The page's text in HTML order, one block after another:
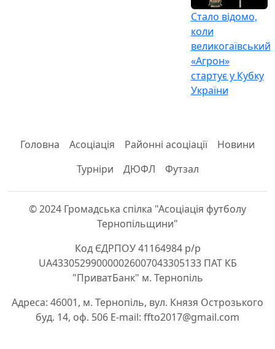
Стало відомо,
коли
великогаївський
«Агрон»
стартує у Кубку
України
Головна Асоціація Районні асоціації
Новини
Турніри
ДЮФЛ Футзал
© 2024 Громадська спілка "Асоціація футболу
Тернопільщини"
Код ЄДРПОУ 41164984 р/р
UA433052990000026007043305133 ПАТ КБ
"ПриватБанк" м. Тернопіль
Адреса: 46001, м. Тернопіль, вул. Князя Острозького
буд. 14, оф. 506 E-mail: ffto2017@gmail.com